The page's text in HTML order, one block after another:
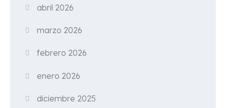
abril 2026
marzo 2026
febrero 2026
enero 2026
diciembre 2025